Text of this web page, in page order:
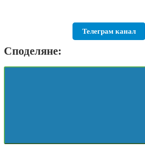
Телеграм канал
Споделяне: